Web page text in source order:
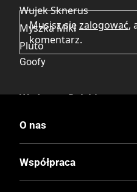
Wujek Sknerus
Myszka Miki
Pluto
Goofy
Wydawca Polski
Ehapa Verlag
Musisz sięzalogować,
komentarz.
O nas
Współpraca